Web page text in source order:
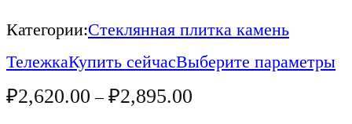
Категории:Стеклянная плитка камень
ТележкаКупить сейчасВыберите параметры
₽2,620.00 – ₽2,895.00